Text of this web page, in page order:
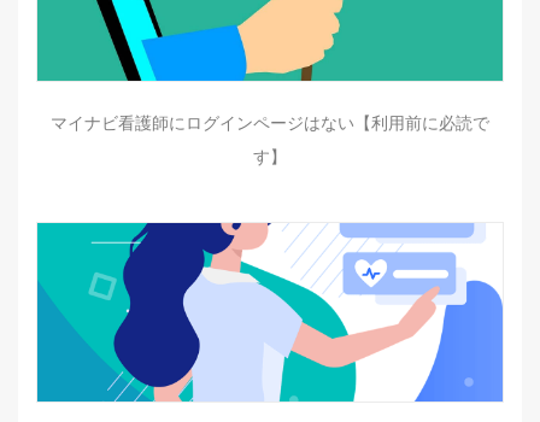
マイナビ看護師にログインページはない【利用前に必読で
す】